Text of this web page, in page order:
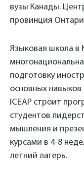
вузы Канады.
провинция
Языковая школа в
подготовку
основных навыков
ICEAP строит
студентов
мышления и
курсами в 4-8
летний лагерь.